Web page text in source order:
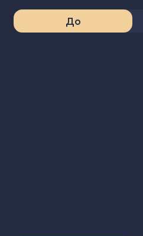
До